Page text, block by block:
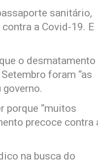
sanitário,
a Covid-19. E
o desmatamento
foram “as
porque “muitos
precoce contra
na busca do